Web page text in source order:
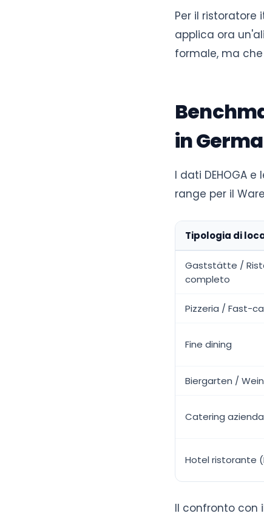
Per il ristoratore
applica ora
formale, ma
in
I dati DEHOGA
range per il
Tipologia di
Gaststätte /
completo
Pizzeria / Fast-
Fine dining
Biergarten /
Catering
Hotel ristorante
Il confronto con